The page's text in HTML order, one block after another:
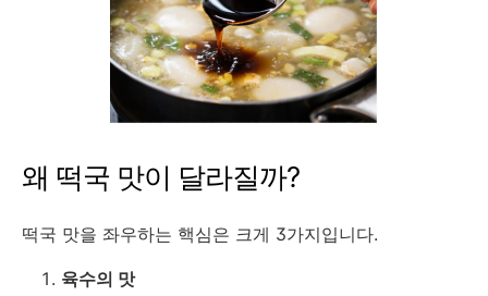
왜 떡국 맛이 달라질까?
떡국 맛을 좌우하는 핵심은 크게 3가지입니다.
육수의 맛